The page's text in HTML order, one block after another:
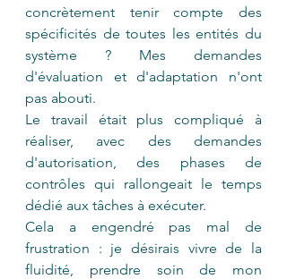
concrètement tenir compte des
spécificités de toutes les entités du
système ? Mes demandes
d'évaluation et d'adaptation n'ont
pas abouti.
Le travail était plus compliqué à
réaliser, avec des demandes
d'autorisation, des phases de
contrôles qui rallongeait le temps
dédié aux tâches à exécuter.
Cela a engendré pas mal de
frustration : je désirais vivre de la
fluidité, prendre soin de mon